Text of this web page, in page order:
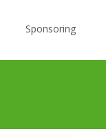
Sponsoring